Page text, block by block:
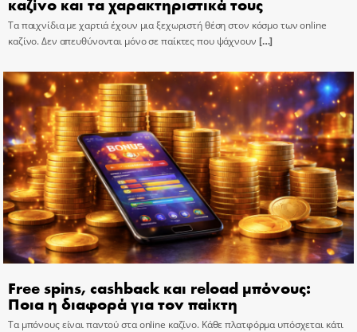
Τα παιχνίδια με χαρτιά έχουν μια ξεχωριστή θέση στον κόσμο των online
καζίνο. Δεν απευθύνονται μόνο σε παίκτες που ψάχνουν […]
Free spins, cashback και reload μπόνους:
Ποια η διαφορά για τον παίκτη
Τα μπόνους είναι παντού στα online καζίνο. Κάθε πλατφόρμα υπόσχεται κάτι